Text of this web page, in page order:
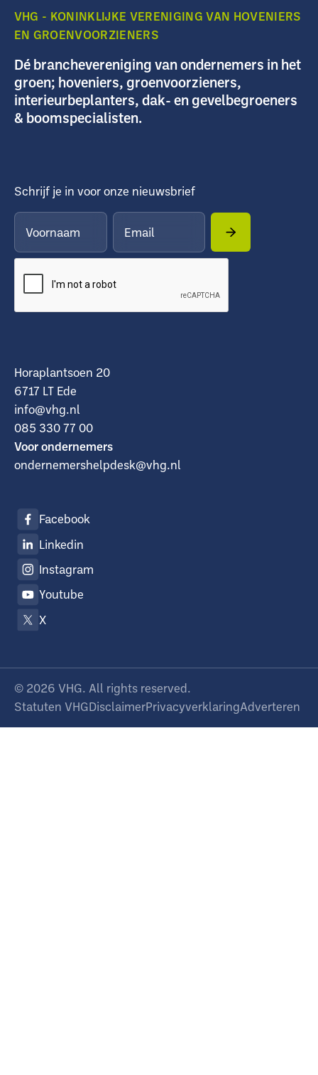
VHG - KONINKLIJKE VERENIGING VAN HOVENIERS
EN GROENVOORZIENERS
Dé branchevereniging van ondernemers in het
groen; hoveniers, groenvoorzieners,
interieurbeplanters, dak- en gevelbegroeners
& boomspecialisten.
Schrijf je in voor onze nieuwsbrief
Horaplantsoen 20
6717 LT Ede
info@vhg.nl
085 330 77 00
Voor ondernemers
ondernemershelpdesk@vhg.nl
Facebook
Linkedin
Instagram
Youtube
X
© 2026 VHG. All rights reserved.
Statuten VHGDisclaimerPrivacyverklaringAdverteren